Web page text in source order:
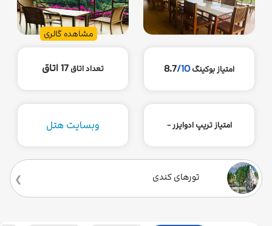
مشاهده گالری
امتیاز بوکینگ 8.7/10 تعداد اتاق17 اتاق
امتیاز تریپ ادوایزر - وبسایت هتل
تورهای کندی